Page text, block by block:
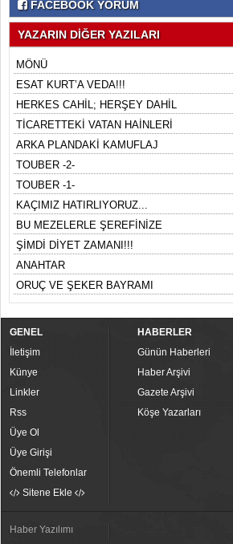
FACEBOOK YORUM
YAZARIN DİĞER YAZILARI
MÖNÜ
ESAT KURT’A VEDA!!!
HERKES CAHİL; HERŞEY DAHİL
TİCARETTEKİ VATAN HAİNLERİ
ARKA PLANDAKİ KAMUFLAJ
TOUBER -2-
TOUBER -1-
KAÇIMIZ HATIRLIYORUZ...
BU MEZELERLE ŞEREFİNİZE
ŞİMDİ DİYET ZAMANI!!!
ANAHTAR
ORUÇ VE ŞEKER BAYRAMI
GENEL
İletişim
Künye
Linkler
Rss
Üye Ol
Üye Girişi
Önemli Telefonlar
Sitene Ekle
HABERLER
Günün Haberleri
Haber Arşivi
Gazete Arşivi
Köşe Yazarları
Haber Yazılımı